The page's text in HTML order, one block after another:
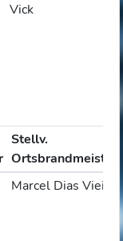
Vick
Stellv.
Ortsbrandmeister
Marcel Dias Vieira